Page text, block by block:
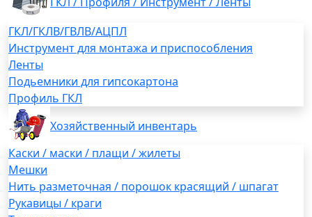
ГКЛ/ГКЛВ/ГВЛВ/АЦПЛ
Инструмент для монтажа и приспособления
Ленты
Подьемники для гипсокартона
Профиль ГКЛ
Хозяйственный инвентарь
Каски / маски / плащи / жилеты
Мешки
Нить разметочная / порошок красящий / шпагат
Рукавицы / краги